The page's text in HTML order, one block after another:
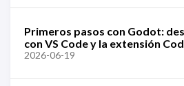
Primeros pasos con Godot:
con VS Code y la extensión
2026-06-19